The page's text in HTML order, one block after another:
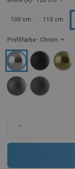
Profilfarbe - Chrom
100 cm 110 cm
-